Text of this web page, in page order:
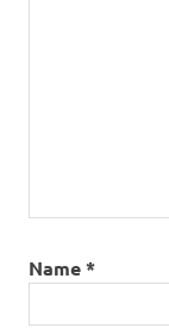
Name*